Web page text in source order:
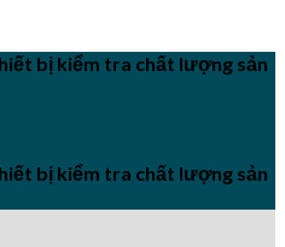
bị kiểm tra chất lượng sản
bị kiểm tra chất lượng sản